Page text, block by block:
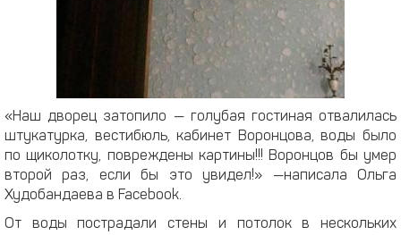
«Наш дворец затопило — голубая гостиная отвалилась
штукатурка, вестибюль, кабинет Воронцова, воды было
по щиколотку, повреждены картины!!! Воронцов бы умер
второй раз, если бы это увидел!» —написала Ольга
Худобандаева в Facebook.
От воды пострадали стены и потолок в нескольких